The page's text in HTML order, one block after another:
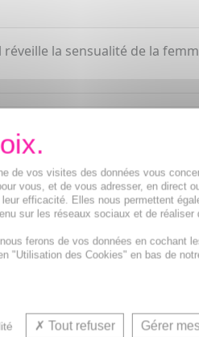
la sensualité de la
AUSSI...
de vos visites des données vous
vous, et de vous adresser, en direct
efficacité. Elles nous permettent
sur les réseaux sociaux et de réaliser
ferons de vos données en cochant
"Utilisation des Cookies" en bas de
Tout refuser Gérer